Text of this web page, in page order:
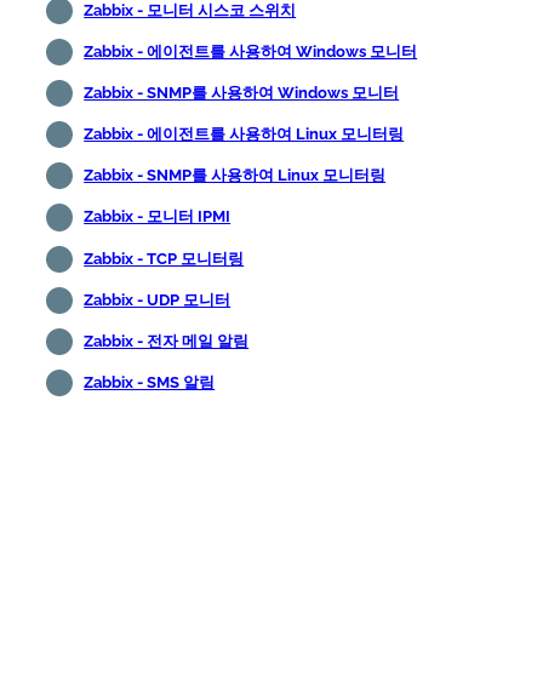
Zabbix - 모니터 시스코 스위치
Zabbix - 에이전트를 사용하여 Windows 모니터
Zabbix - SNMP를 사용하여 Windows 모니터
Zabbix - 에이전트를 사용하여 Linux 모니터링
Zabbix - SNMP를 사용하여 Linux 모니터링
Zabbix - 모니터 IPMI
Zabbix - TCP 모니터링
Zabbix - UDP 모니터
Zabbix - 전자 메일 알림
Zabbix - SMS 알림